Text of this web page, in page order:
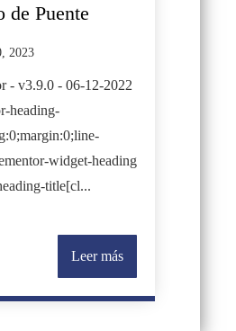
de Puente
2023
- v3.9.0 - 06-12-2022
heading-
widget-heading
title[cl...
Leer más